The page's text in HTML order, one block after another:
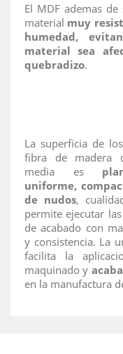
El MDF ademas
material muy
humedad,
material sea
quebradizo.
La superficia de
fibra de madera
media es
uniforme,
de nudos,
permite ejecutar
de acabado con
y consistencia. La
facilita la
maquinado y
en la manufactura